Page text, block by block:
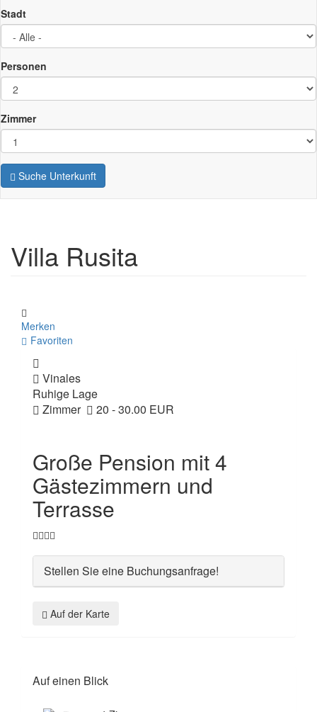
Stadt
Personen
Zimmer
Suche Unterkunft
Villa Rusita
Merken
Favoriten
Vinales
Ruhige Lage
Zimmer
20 - 30.00 EUR
Große Pension mit 4
Gästezimmern und
Terrasse
Stellen Sie eine Buchungsanfrage!
Auf der Karte
Auf einen Blick